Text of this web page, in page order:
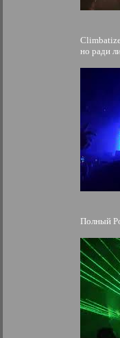
но ради
Полный